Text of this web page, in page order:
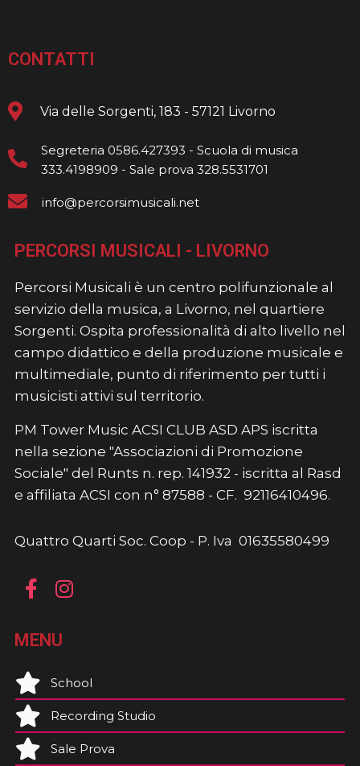
CONTATTI
Via delle Sorgenti, 183 - 57121 Livorno
Segreteria 0586.427393 - Scuola di musica
333.4198909 - Sale prova 328.5531701
info@percorsimusicali.net
PERCORSI MUSICALI - LIVORNO
Percorsi Musicali è un centro polifunzionale al
servizio della musica, a Livorno, nel quartiere
Sorgenti. Ospita professionalità di alto livello nel
campo didattico e della produzione musicale e
multimediale, punto di riferimento per tutti i
musicisti attivi sul territorio.
PM Tower Music ACSI CLUB ASD APS iscritta
nella sezione "Associazioni di Promozione
Sociale" del Runts n. rep. 141932 - iscritta al Rasd
e affiliata ACSI con n° 87588 - CF. 92116410496.
Quattro Quarti Soc. Coop - P. Iva 01635580499
MENU
School
Recording Studio
Sale Prova